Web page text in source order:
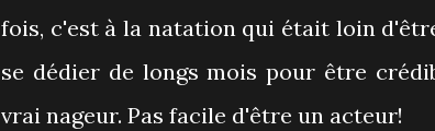
fois, c'est à la natation qui était loin
se dédier de longs mois pour être
vrai nageur. Pas facile d'être un acteur!